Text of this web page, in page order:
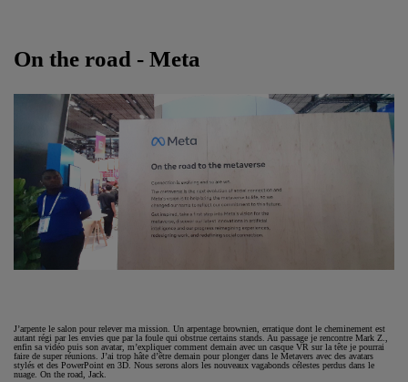
On the road - Meta
J’arpente le salon pour relever ma mission. Un arpentage brownien, erratique dont le cheminement est
autant régi par les envies que par la foule qui obstrue certains stands. Au passage je rencontre Mark Z.,
enfin sa vidéo puis son avatar, m’expliquer comment demain avec un casque VR sur la tête je pourrai
faire de super réunions. J’ai trop hâte d’être demain pour plonger dans le Metavers avec des avatars
stylés et des PowerPoint en 3D. Nous serons alors les nouveaux vagabonds célestes perdus dans le
nuage. On the road, Jack.